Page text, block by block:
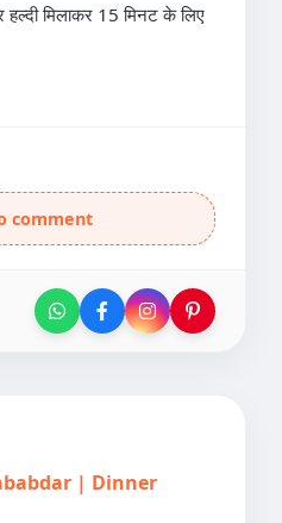
मिलाकर 15 मिनट के लिए
comment
| Dinner